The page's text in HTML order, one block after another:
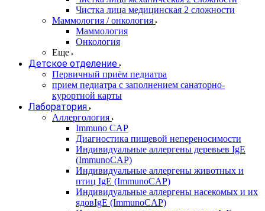
Чистка лица медицинская 2 сложности
Маммология / онкология
Маммология
Онкология
Еще
Детское отделение
Первичный приём педиатра
прием педиатра с заполнением санаторно-
курортной карты
Лаборатория
Аллергология
Immuno CAP
Диагностика пищевой непереносимости
Индивидуальные аллергены деревьев IgE
(ImmunoCAP)
Индивидуальные аллергены животных и
птиц IgE (ImmunoCAP)
Индивидуальные аллергены насекомых и их
ядовIgE (ImmunoCAP)